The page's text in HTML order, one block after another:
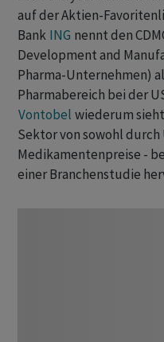
auf der Aktien-
Bank ING nennt den
Development and
Pharma-Unternehmen)
Pharmabereich bei der
Vontobel wiederum
Sektor von sowohl
Medikamentenpreise -
einer Branchenstudie